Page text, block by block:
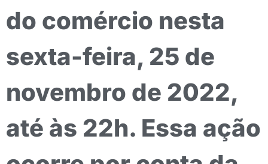
do comércio nesta
sexta-feira, 25 de
novembro de 2022,
até às 22h. Essa ação